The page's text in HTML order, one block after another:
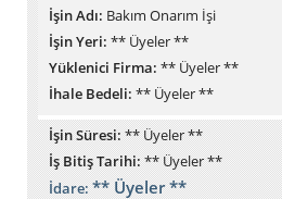
İşin Adı: Bakım Onarım İşi
İşin Yeri: ** Üyeler **
Yüklenici Firma: ** Üyeler **
İhale Bedeli: ** Üyeler **
İşin Süresi:** Üyeler **
İş Bitiş Tarihi:** Üyeler **
İdare:** Üyeler **